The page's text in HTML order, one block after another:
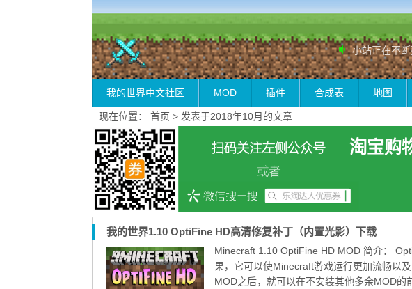
主页菜单鼠标悬停，可按游戏版本查找MOD！ 小站正在不断建
我的世界中文社区 MOD 插件 合成表 地图
现在位置： 首页 > 发表于2018年10月的文章
我的世界1.10 OptiFine HD高清修复补丁（内置光影）下载
Minecraft 1.10 OptiFine HD MOD 简介：
果，它可以使Minecraft游戏运行更加流畅以
MOD之后，就可以在不安装其他多余MOD